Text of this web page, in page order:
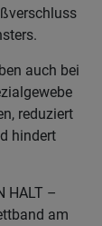
auch bei
reduziert
hindert
HALT –
am